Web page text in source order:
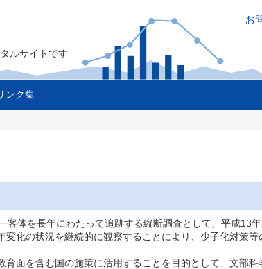
お
ルサイトです
ンク集
体を長年にわたって追跡する縦断調査として、平成13
化の状況を継続的に観察することにより、少子化対策
面を含む国の施策に活用することを目的として、文部科